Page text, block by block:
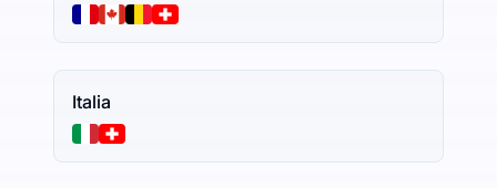
Italia